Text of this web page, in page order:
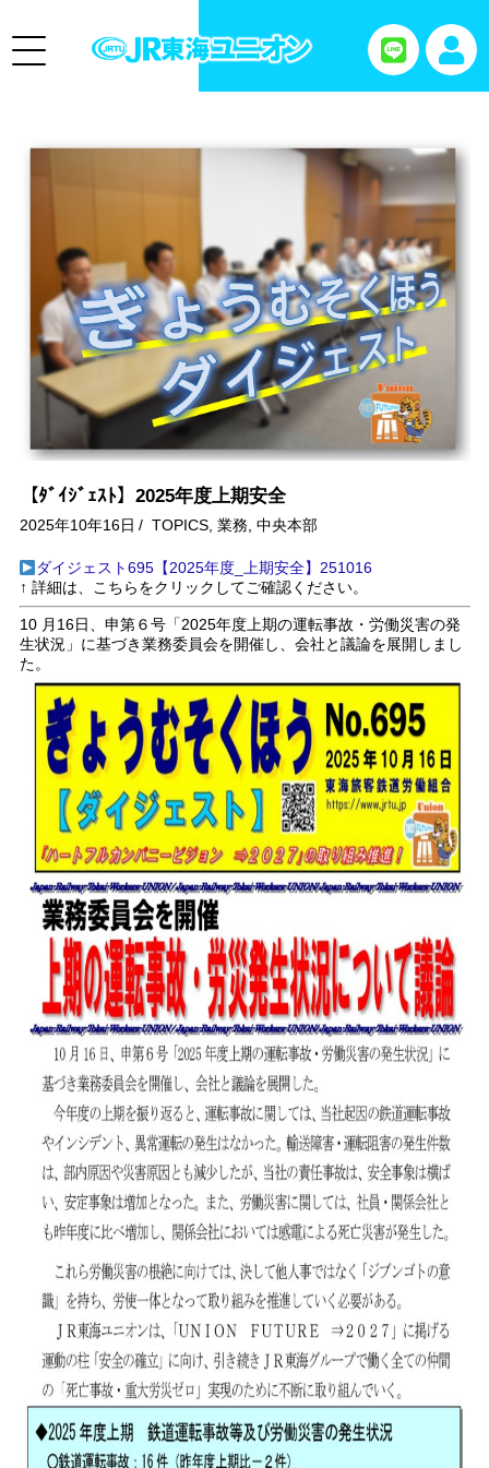
【ﾀﾞｲｼﾞｪｽﾄ】2025年度上期安全
2025年10年16日 / TOPICS, 業務, 中央本部
ダイジェスト695【2025年度_上期安全】251016
↑ 詳細は、こちらをクリックしてご確認ください。
10 月16日、申第６号「2025年度上期の運転事故・労働災害の発
生状況」に基づき業務委員会を開催し、会社と議論を展開しまし
た。